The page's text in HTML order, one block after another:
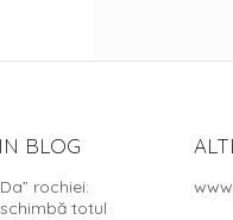
BLOG
rochiei:
totul